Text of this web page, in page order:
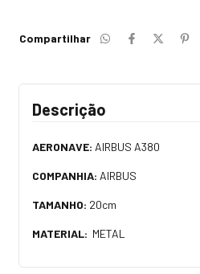
Compartilhar
Descrição
AERONAVE: AIRBUS A380
COMPANHIA: AIRBUS
TAMANHO: 20cm
MATERIAL: METAL